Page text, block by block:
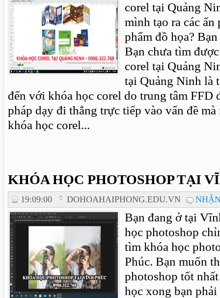
corel tại Quảng
mình tạo ra các ấn
phẩm đồ họa?
Bạn chưa tìm
corel tại Quảng
tại Quảng Ninh là
đến với khóa học corel do trung tâm FFD
pháp dạy đi thẳng trực tiếp vào vấn đề
khóa học corel...
KHÓA HỌC PHOTOSHOP TẠI
19:09:00 DOHOAHAIPHONG.EDU.VN
Bạn đang ở tại
học photoshop
tìm khóa học
Phúc. Bạn muốn
photoshop tốt
học xong bạn